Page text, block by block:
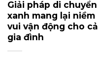
Giải pháp di chuyển
xanh mang lại niềm
vui vận động cho cả
gia đình